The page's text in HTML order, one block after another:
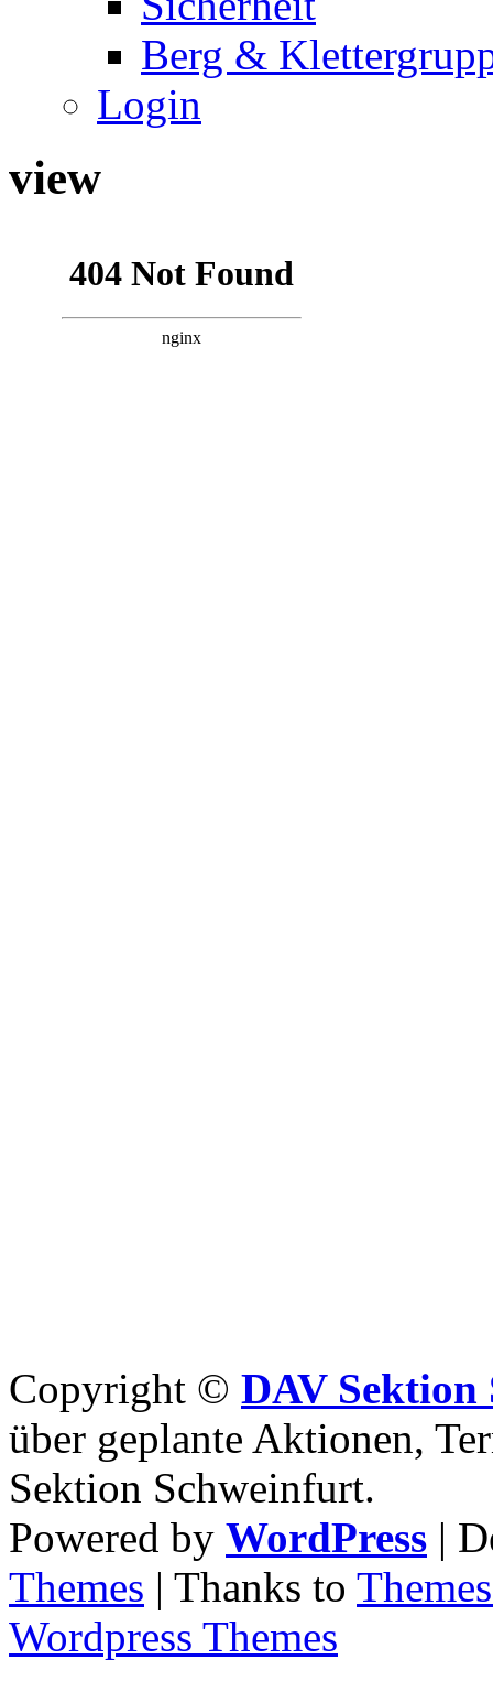
Berg &
Login
view
Copyright © DAV
über geplante Aktionen,
Sektion Schweinfurt.
Powered by WordPress |
Themes | Thanks to
Wordpress Themes